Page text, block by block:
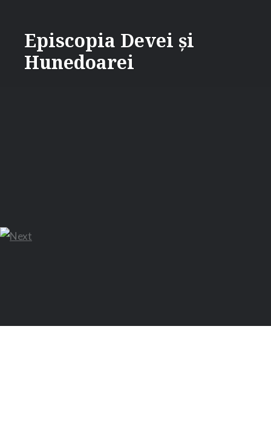
contentEpiscopia Devei și
Hunedoarei